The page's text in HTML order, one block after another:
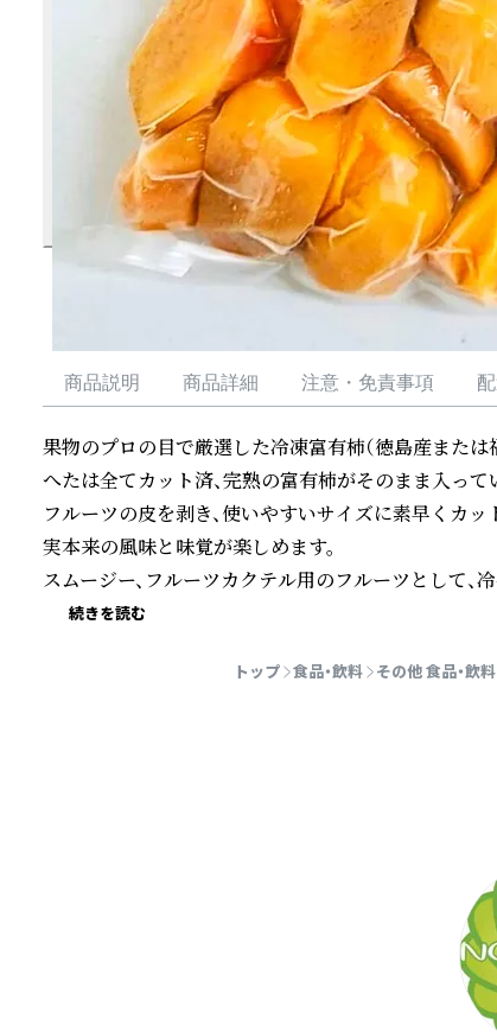
商品説明 商品詳細 注意・免責事項
果物のプロの目で厳選した冷凍富有柿（徳島産または
へたは全てカット済、完熟の富有柿がそのまま入って
フルーツの皮を剥き、使いやすいサイズに素早くカッ
実本来の風味と味覚が楽しめます。
スムージー、フルーツカクテル用のフルーツとして、
続きを読む
トップ 食品・飲料 その他 食品・飲料